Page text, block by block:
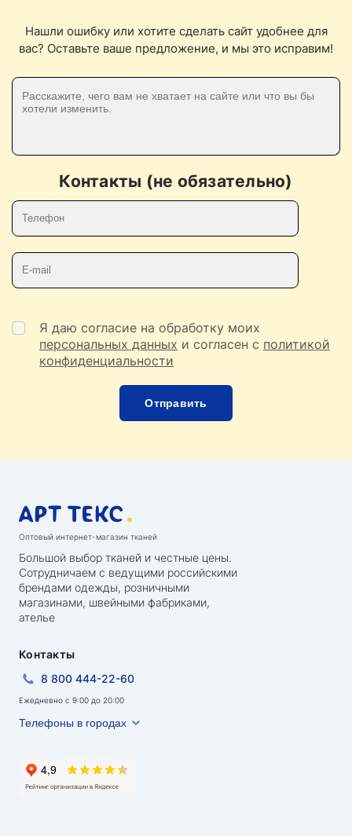
Нашли ошибку или хотите сделать сайт удобнее для
вас? Оставьте ваше предложение, и мы это исправим!
Контакты (не обязательно)
Я даю согласие на обработку моих
персональных данных и согласен с политикой
конфиденциальности
Оптовый интернет-магазин тканей
Большой выбор тканей и честные цены.
Сотрудничаем с ведущими российскими
брендами одежды, розничными
магазинами, швейными фабриками,
ателье
Контакты
8 800 444-22-60
Ежедневно с 9:00 до 20:00
Телефоны в городах